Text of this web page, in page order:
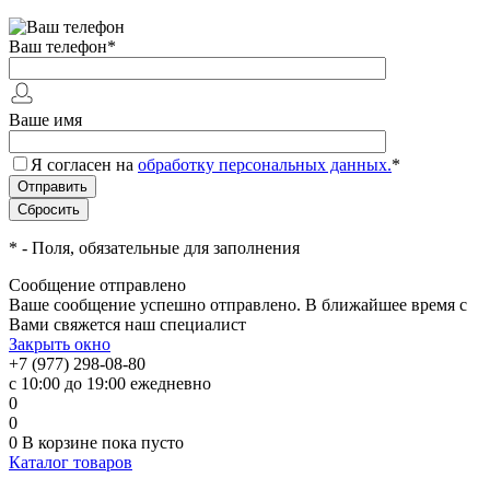
Ваш телефон*
Ваше имя
Я согласен на обработку персональных данных.*
* - Поля, обязательные для заполнения
Сообщение отправлено
Ваше сообщение успешно отправлено. В ближайшее время с
Вами свяжется наш специалист
Закрыть окно
+7 (977) 298-08-80
с 10:00 до 19:00 ежедневно
0
0
0 В корзине пока пусто
Каталог товаров